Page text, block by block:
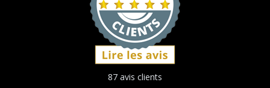
87 avis clients